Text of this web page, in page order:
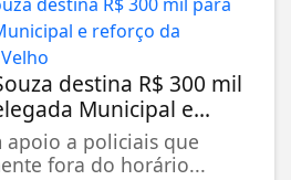
destina R$ 300 mil
Municipal e...
apoio a policiais que
fora do horário...